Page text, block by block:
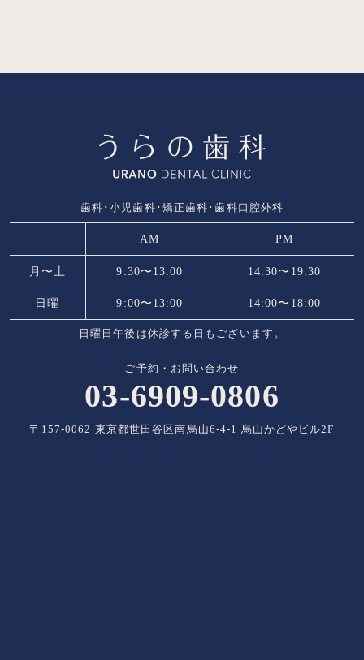
歯科･小児歯科･矯正歯科･歯科口腔外科
AM PM
月〜土 9:30〜13:00 14:30〜19:30
日曜 9:00〜13:00 14:00〜18:00
日曜日午後は休診する日もございます。
ご予約・お問い合わせ
03-6909-0806
〒157-0062 東京都世田谷区南烏山6-4-1 烏山かどやビル2F